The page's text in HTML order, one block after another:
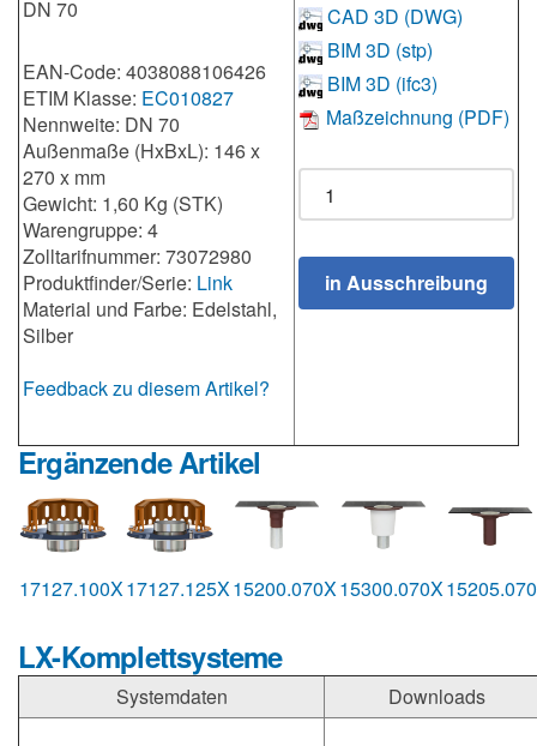
DN 70
EAN-Code: 4038088106426
ETIM Klasse: EC010827
Nennweite: DN 70
Außenmaße (HxBxL): 146 x
270 x mm
Gewicht: 1,60 Kg (STK)
Warengruppe: 4
Zolltarifnummer: 73072980
Produktfinder/Serie: Link
Material und Farbe: Edelstahl,
Silber
Feedback zu diesem Artikel?
CAD 3D (DWG)
BIM 3D (stp)
BIM 3D (ifc3)
Maßzeichnung (PDF)
Ergänzende Artikel
17127.100X17127.125X15200.070X15300.070X
LX-Komplettsysteme
Systemdaten Downloads